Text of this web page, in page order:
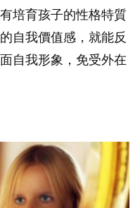
培育孩子的性格特質
自我價值感，就能反
自我形象，免受外在